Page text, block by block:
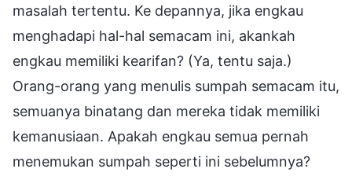
masalah tertentu. Ke depannya, jika engkau
menghadapi hal-hal semacam ini, akankah
engkau memiliki kearifan? (Ya, tentu saja.)
Orang-orang yang menulis sumpah semacam itu,
semuanya binatang dan mereka tidak memiliki
kemanusiaan. Apakah engkau semua pernah
menemukan sumpah seperti ini sebelumnya?